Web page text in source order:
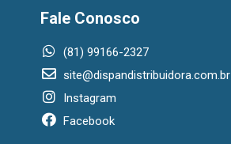
Fale Conosco
(81) 99166-2327
site@dispandistribuidora.com.br
Instagram
Facebook